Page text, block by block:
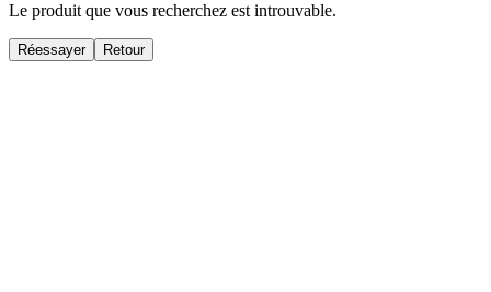
Le produit que vous recherchez est introuvable.
Réessayer Retour